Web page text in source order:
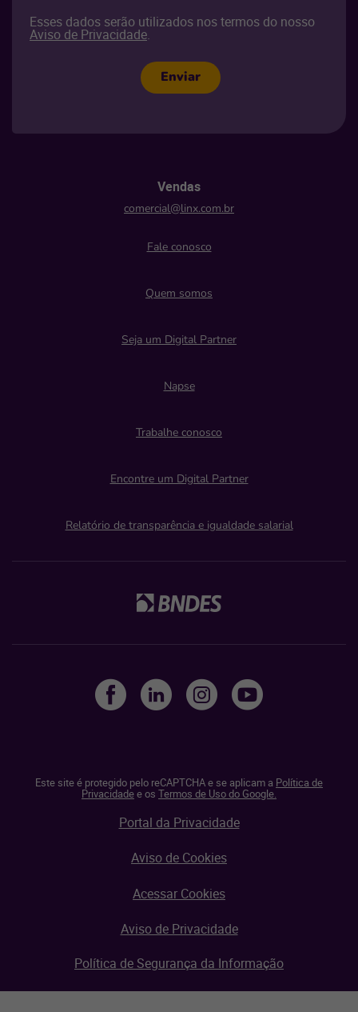
Esses dados serão utilizados nos termos do nosso
Aviso de Privacidade.
Enviar
Vendas
comercial@linx.com.br
Fale conosco
Quem somos
Seja um Digital Partner
Napse
Trabalhe conosco
Encontre um Digital Partner
Relatório de transparência e igualdade salarial
Este site é protegido pelo reCAPTCHA e se aplicam a Política de
Privacidadee os Termos de Uso do Google.
Portal da Privacidade
Aviso de Cookies
Acessar Cookies
Aviso de Privacidade
Política de Segurança da Informação